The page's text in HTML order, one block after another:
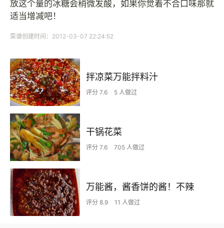
放这个量的冰糖会稍微发酸，如果你觉着不合口味那就
适当增减吧！
菜谱创建时间：2012-03-07 22:24:52
拌凉菜万能拌料汁
评分 7.6 5 人做过
干锅花菜
评分 7.6 705 人做过
万能酱，酱香饼的酱！不辣
评分 8.9 11 人做过